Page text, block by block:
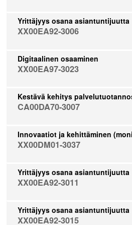
Yrittäjyys osana asiantuntijuutta
XX00EA92-3006
Digitaalinen osaaminen
XX00EA97-3023
Kestävä kehitys
CA00DA70-3007
Innovaatiot ja kehittäminen
XX00DM01-3037
Yrittäjyys osana asiantuntijuutta
XX00EA92-3011
Yrittäjyys osana asiantuntijuutta
XX00EA92-3015